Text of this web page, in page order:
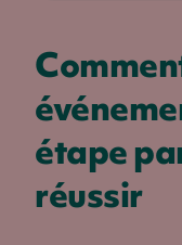
étape
réussir